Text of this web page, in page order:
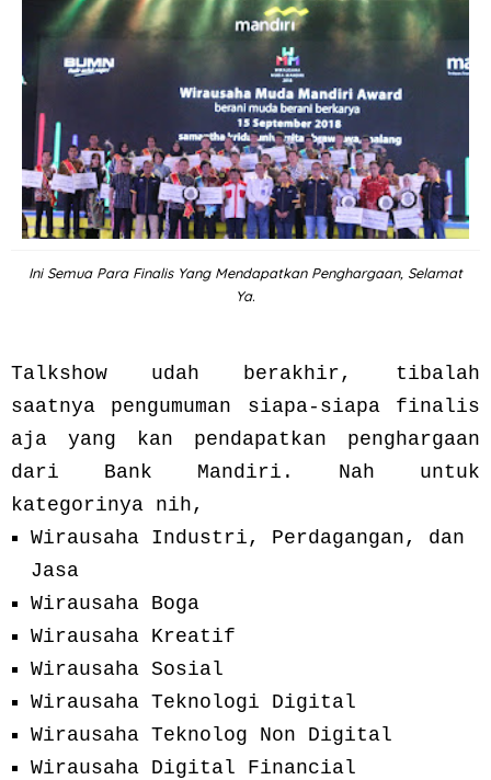
Ini Semua Para Finalis Yang Mendapatkan Penghargaan, Selamat
Ya.
Talkshow udah berakhir, tibalah
saatnya pengumuman siapa-siapa finalis
aja yang kan pendapatkan penghargaan
dari Bank Mandiri. Nah untuk
kategorinya nih,
Wirausaha Industri, Perdagangan, dan
Jasa
Wirausaha Boga
Wirausaha Kreatif
Wirausaha Sosial
Wirausaha Teknologi Digital
Wirausaha Teknolog Non Digital
Wirausaha Digital Financial